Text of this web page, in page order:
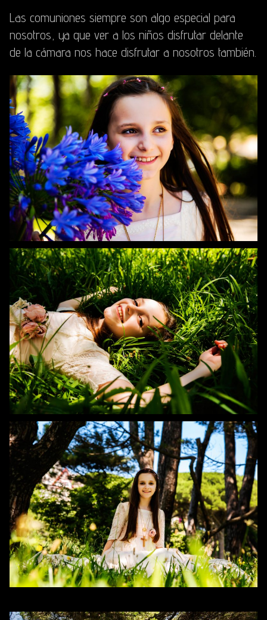
Las comuniones siempre son algo especial para
nosotros, ya que ver a los niños disfrutar delante
de la cámara nos hace disfrutar a nosotros también.